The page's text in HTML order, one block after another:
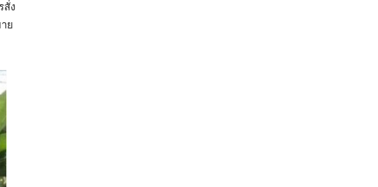
สั่ง
ย